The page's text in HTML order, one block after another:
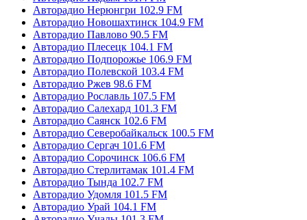
Авторадио Нерюнгри 102.9 FM
Авторадио Новошахтинск 104.9 FM
Авторадио Павлово 90.5 FM
Авторадио Плесецк 104.1 FM
Авторадио Подпорожье 106.9 FM
Авторадио Полевской 103.4 FM
Авторадио Ржев 98.6 FM
Авторадио Рославль 107.5 FM
Авторадио Салехард 101.3 FM
Авторадио Саянск 102.6 FM
Авторадио Северобайкальск 100.5 FM
Авторадио Сергач 101.6 FM
Авторадио Сорочинск 106.6 FM
Авторадио Стерлитамак 101.4 FM
Авторадио Тында 102.7 FM
Авторадио Удомля 101.5 FM
Авторадио Урай 104.1 FM